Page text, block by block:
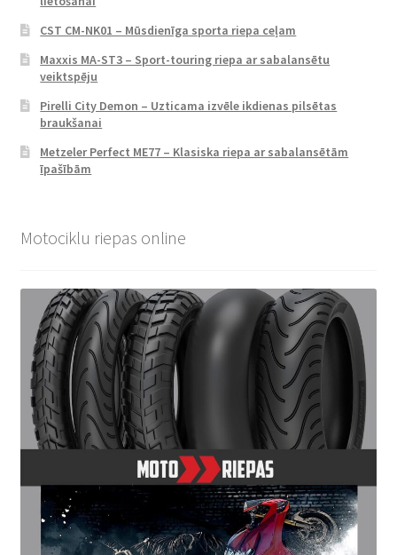
CST CM-NK01 – Mūsdienīga sporta riepa ceļam
Maxxis MA-ST3 – Sport-touring riepa ar sabalansētu
veiktspēju
Pirelli City Demon – Uzticama izvēle ikdienas pilsētas
braukšanai
Metzeler Perfect ME77 – Klasiska riepa ar sabalansētām
īpašībām
Motociklu riepas online